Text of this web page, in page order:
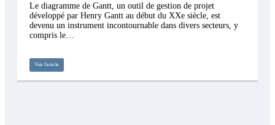
Le diagramme de Gantt, un outil de gestion de projet
développé par Henry Gantt au début du XXe siècle, est
devenu un instrument incontournable dans divers secteurs, y
compris le…
Voir l'article